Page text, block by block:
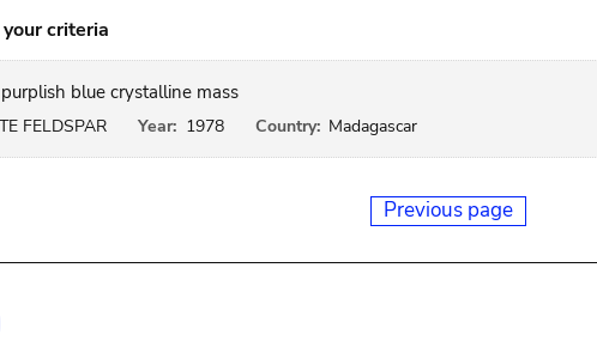
criteria
purplish blue crystalline mass
FELDSPAR Year: 1978 Country: Madagascar
Previous page